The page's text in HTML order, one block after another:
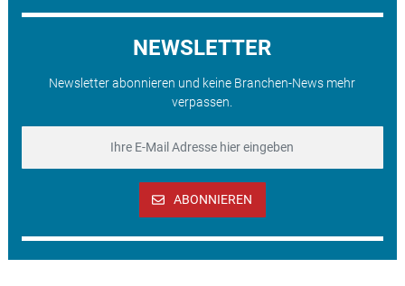
NEWSLETTER
Newsletter abonnieren und keine Branchen-News mehr
verpassen.
ABONNIEREN